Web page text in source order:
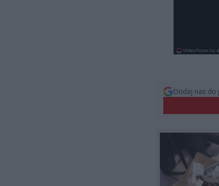
Dodaj nas do